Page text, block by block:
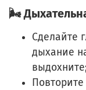
🌬️
Сделайте
дыхание